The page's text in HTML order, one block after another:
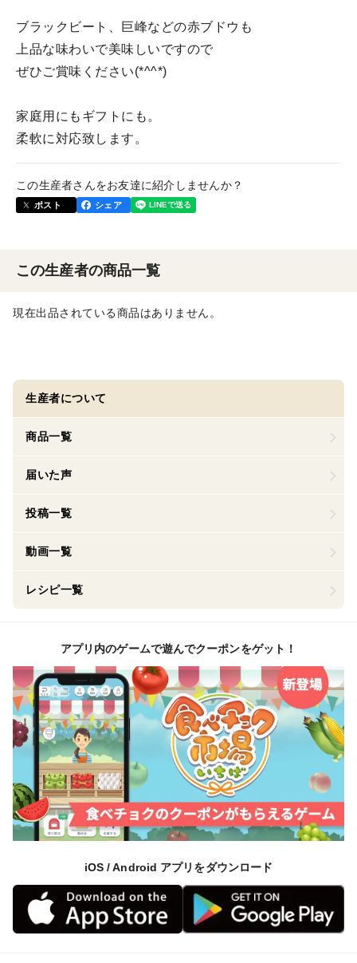
ブラックビート、巨峰などの赤ブドウも
上品な味わいで美味しいですので
ぜひご賞味ください(*^^*)
家庭用にもギフトにも。
柔軟に対応致します。
この生産者さんをお友達に紹介しませんか？
ポスト シェア
この生産者の商品一覧
現在出品されている商品はありません。
生産者について
商品一覧
届いた声
投稿一覧
動画一覧
レシピ一覧
アプリ内のゲームで遊んでクーポンをゲット！
iOS / Android アプリをダウンロード